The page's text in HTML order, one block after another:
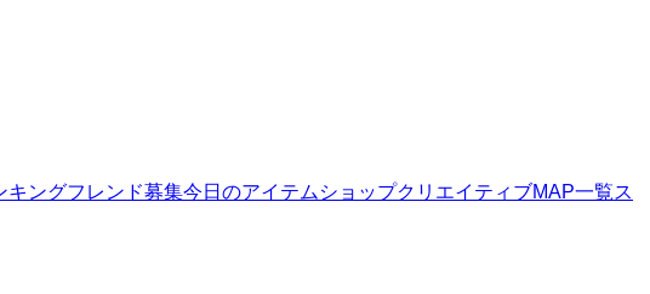
キングフレンド募集今日のアイテムショップクリエイティブMAP一覧ス